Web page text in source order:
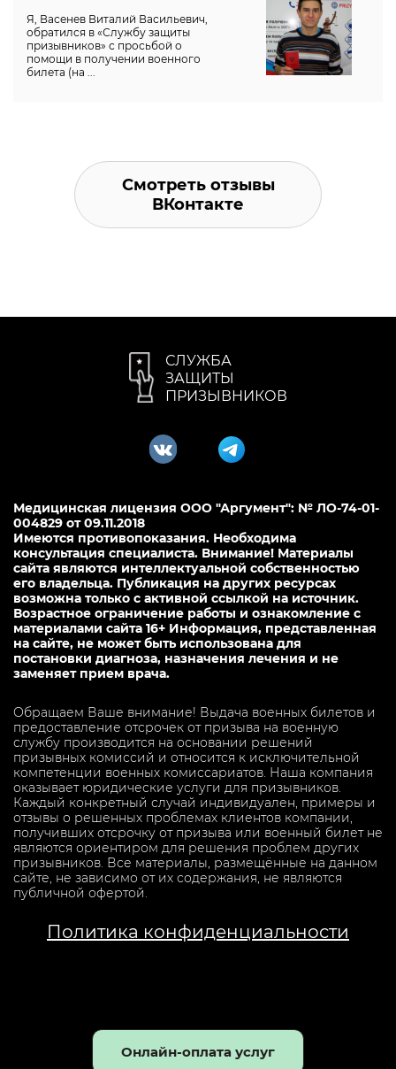
Я, Васенев Виталий Васильевич,
обратился в «Службу защиты
призывников» с просьбой о
помощи в получении военного
билета (на ...
Смотреть отзывы
ВКонтакте
СЛУЖБА
ЗАЩИТЫ
ПРИЗЫВНИКОВ
Медицинская лицензия ООО "Аргумент": № ЛО-74-01-
004829 от 09.11.2018
Имеются противопоказания. Необходима
консультация специалиста. Внимание! Материалы
сайта являются интеллектуальной собственностью
его владельца. Публикация на других ресурсах
возможна только с активной ссылкой на источник.
Возрастное ограничение работы и ознакомление с
материалами сайта 16+ Информация, представленная
на сайте, не может быть использована для
постановки диагноза, назначения лечения и не
заменяет прием врача.
Обращаем Ваше внимание! Выдача военных билетов и
предоставление отсрочек от призыва на военную
службу производится на основании решений
призывных комиссий и относится к исключительной
компетенции военных комиссариатов. Наша компания
оказывает юридические услуги для призывников.
Каждый конкретный случай индивидуален, примеры и
отзывы о решенных проблемах клиентов компании,
получивших отсрочку от призыва или военный билет не
являются ориентиром для решения проблем других
призывников. Все материалы, размещённые на данном
сайте, не зависимо от их содержания, не являются
публичной офертой.
Политика конфиденциальности
Онлайн-оплата услуг